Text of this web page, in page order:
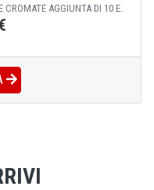
CROMATE AGGIUNTA DI 10 E.